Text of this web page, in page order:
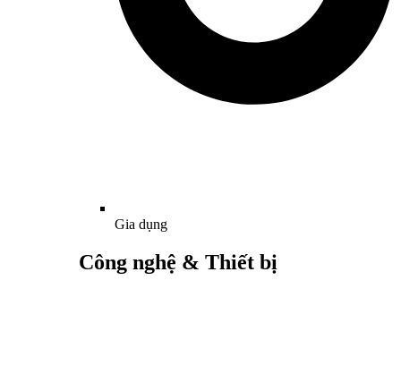
Gia dụng
Công nghệ & Thiết bị